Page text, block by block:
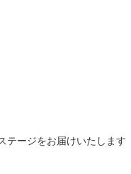
テージをお届けいたします